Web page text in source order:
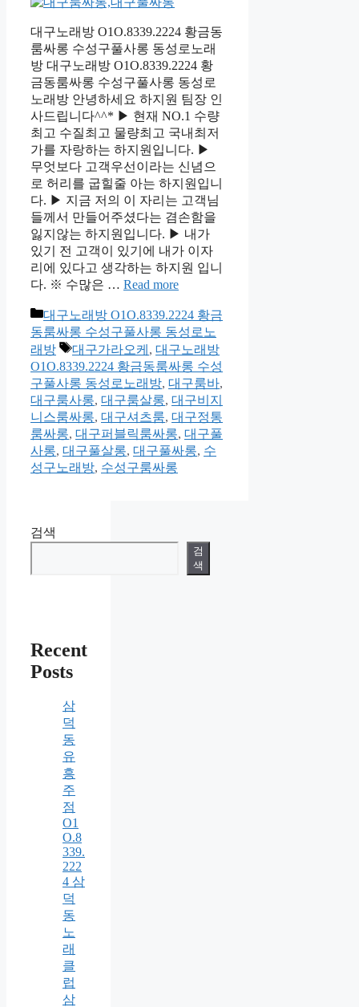
대구노래방 O1O.8339.2224 황금동
룸싸롱 수성구풀사롱 동성로노래
방 대구노래방 O1O.8339.2224 황
금동룸싸롱 수성구풀사롱 동성로
노래방 안녕하세요 하지원 팀장 인
사드립니다^^* ▶ 현재 NO.1 수량
최고 수질최고 물량최고 국내최저
가를 자랑하는 하지원입니다. ▶
무엇보다 고객우선이라는 신념으
로 허리를 굽힐줄 아는 하지원입니
다. ▶ 지금 저의 이 자리는 고객님
들께서 만들어주셨다는 겸손함을
잃지않는 하지원입니다. ▶ 내가
있기 전 고객이 있기에 내가 이자
리에 있다고 생각하는 하지원 입니
다. ※ 수많은 … Read more
카
테
고
리
대구노래방 O1O.8339.2224 황금
동룸싸롱 수성구풀사롱 동성로노
래방
태
그
대구가라오케 , 대구노래방
O1O.8339.2224 황금동룸싸롱 수성
구풀사롱 동성로노래방, 대구룸바,
대구룸사롱, 대구룸살롱, 대구비지
니스룸싸롱, 대구셔츠룸, 대구정통
룸싸롱, 대구퍼블릭룸싸롱, 대구풀
사롱, 대구풀살롱, 대구풀싸롱, 수
성구노래방, 수성구룸싸롱
검색
검
색
Recent
Posts
삼
덕
동
유
흥
주
점
O1
O.8
339.
222
4 삼
덕
동
노
래
클
럽
삼